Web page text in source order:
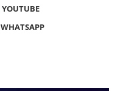
YOUTUBE
WHATSAPP